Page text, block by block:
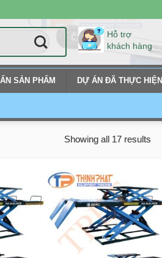
Hỗ trợ
khách hàng
SẢN PHẨM DỰ ÁN ĐÃ THỰC HIỆN
Showing all 17 results